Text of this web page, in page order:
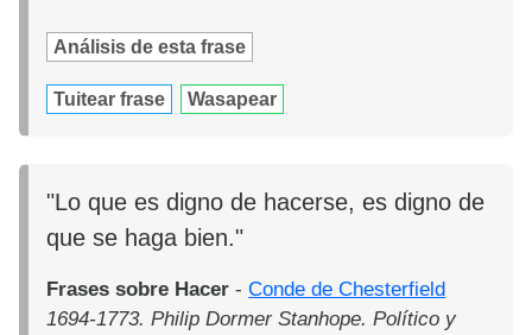
Análisis de esta frase
Tuitear frase Wasapear
"Lo que es digno de hacerse, es digno de
que se haga bien."
Frases sobre Hacer -Conde de Chesterfield
1694-1773. Philip Dormer Stanhope. Político y